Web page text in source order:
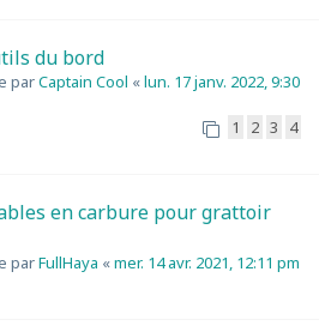
du bord
parCaptain Cool «lun. 17 janv. 2022, 9:30
1 2 3 4
en carbure pour grattoir
parFullHaya «mer. 14 avr. 2021, 12:11 pm